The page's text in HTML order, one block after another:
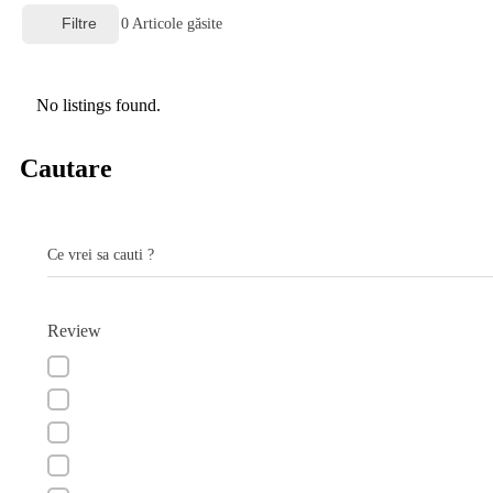
Filtre 0 Articole găsite
No listings found.
Cautare
Ce vrei sa cauti ?
Review